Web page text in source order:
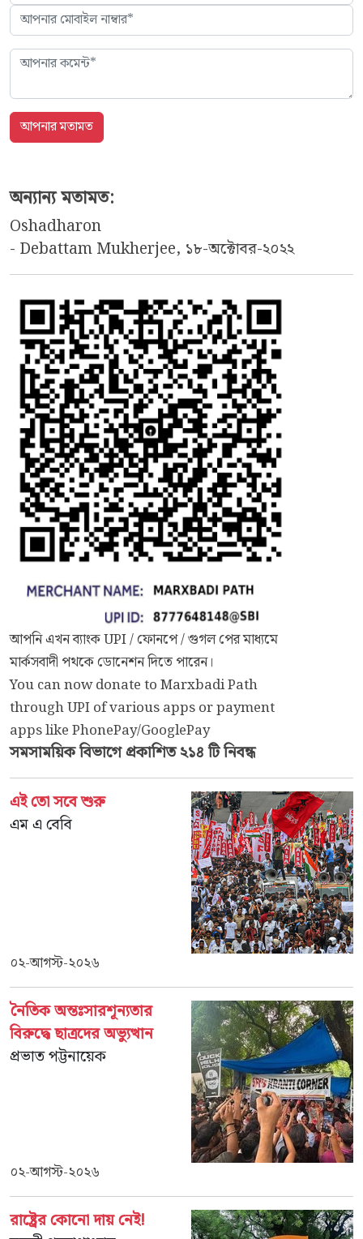
অন্যান্য মতামত:
Oshadharon
- Debattam Mukherjee, ১৮-অক্টোবর-২০২২
আপনি এখন ব্যাংক UPI / ফোনপে / গুগল পের মাধ্যমে
মার্কসবাদী পথকে ডোনেশন দিতে পারেন।
You can now donate to Marxbadi Path
through UPI of various apps or payment
apps like PhonePay/GooglePay
সমসাময়িকবিভাগে প্রকাশিত ২১৪ টি নিবন্ধ
এই তো সবে শুরু
এম এ বেবি
০২-আগস্ট-২০২৬
নৈতিক অন্তঃসারশূন্যতার
বিরুদ্ধে ছাত্রদের অভ্যুত্থান
প্রভাত পট্টনায়েক
০২-আগস্ট-২০২৬
রাষ্ট্রের কোনো দায় নেই!